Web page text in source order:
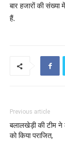
बार हजारों की संख्या
हैं.
Previous article
बलालखेड़ी की टीम ने
को किया पराजित,